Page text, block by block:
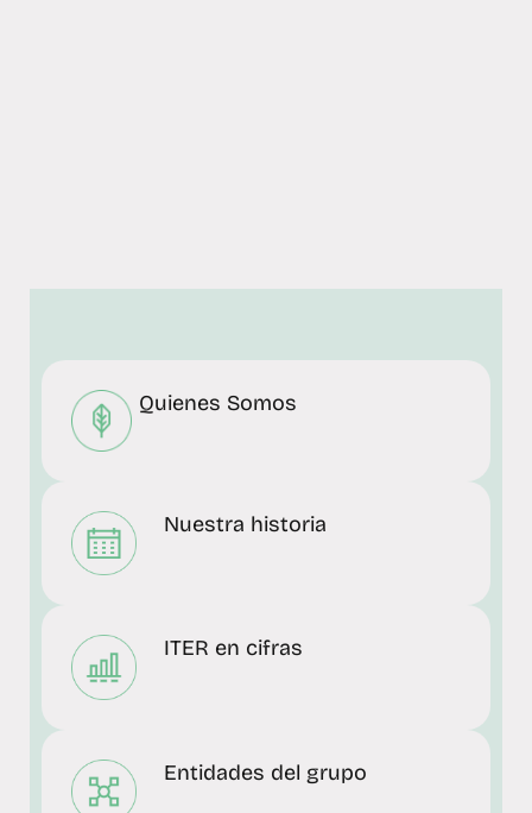
Quienes Somos
Nuestra historia
ITER en cifras
Entidades del grupo